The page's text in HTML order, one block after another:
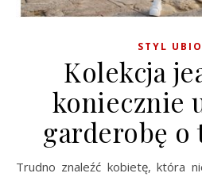
STYL
Kolekcja
koniecznie
garderobę o
Trudno znaleźć kobietę, która nie kochałaby jeansów! Są